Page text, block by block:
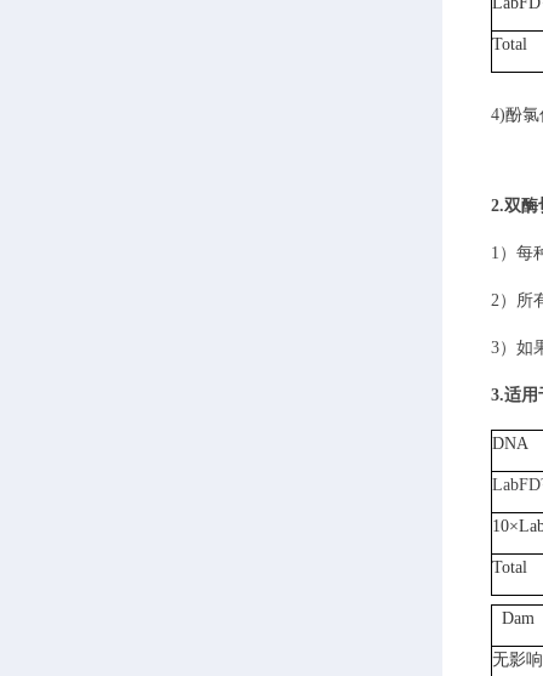
Total
4)酚氯
2.双酶
1） 每
2） 所
3） 如
3.适用
DNA
LabFD
Total
Dam
无影响